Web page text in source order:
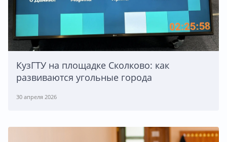
КузГТУ на площадке Сколково: как
развиваются угольные города
30 апреля 2026